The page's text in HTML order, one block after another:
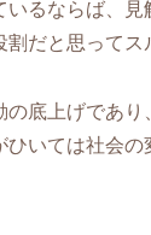
いるならば、
割だと思ってス
の底上げであり
ひいては社会